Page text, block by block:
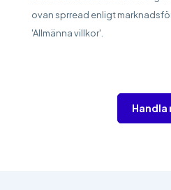
ovan sprread enligt
'Allmänna villkor'.
Handla